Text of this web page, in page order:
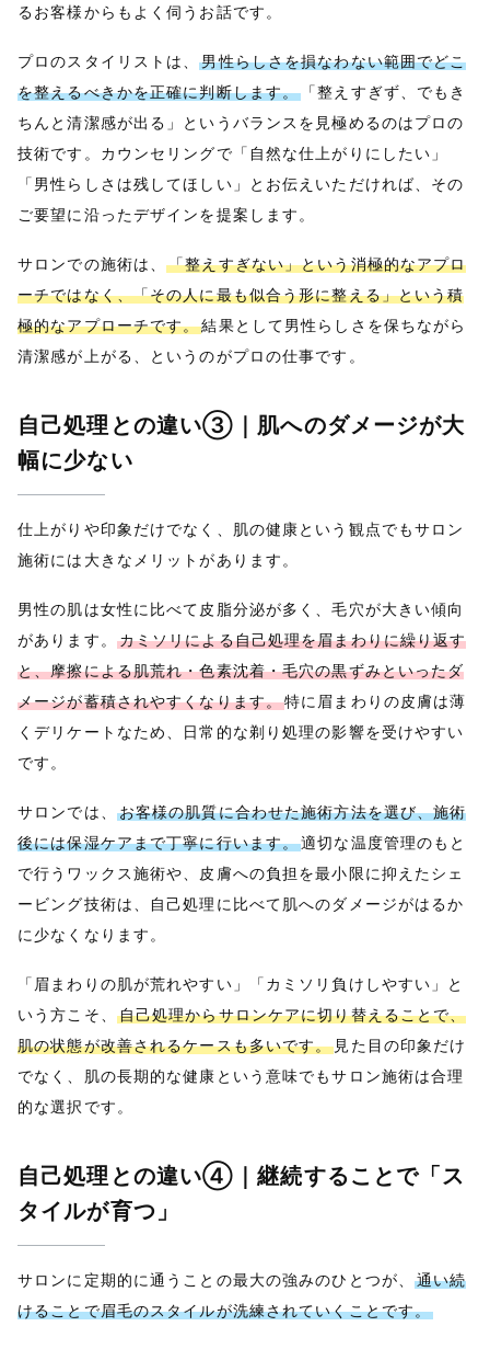
るお客様からもよく伺うお話です。
プロのスタイリストは、男性らしさを損なわない範囲でどこ
を整えるべきかを正確に判断します。 「整えすぎず、でもき
ちんと清潔感が出る」というバランスを見極めるのはプロの
技術です。カウンセリングで「自然な仕上がりにしたい」
「男性らしさは残してほしい」とお伝えいただければ、その
ご要望に沿ったデザインを提案します。
サロンでの施術は、「整えすぎない」という消極的なアプロ
ーチではなく、「その人に最も似合う形に整える」という積
極的なアプローチです。結果として男性らしさを保ちながら
清潔感が上がる、というのがプロの仕事です。
自己処理との違い③｜肌へのダメージが大
幅に少ない
仕上がりや印象だけでなく、肌の健康という観点でもサロン
施術には大きなメリットがあります。
男性の肌は女性に比べて皮脂分泌が多く、毛穴が大きい傾向
があります。
カミソリによる自己処理を眉まわりに繰り返す
と、摩擦による肌荒れ・色素沈着・毛穴の黒ずみといったダ
メージが蓄積されやすくなります。特に眉まわりの皮膚は薄
くデリケートなため、日常的な剃り処理の影響を受けやすい
です。
サロンでは、
お客様の肌質に合わせた施術方法を選び、施術
後には保湿ケアまで丁寧に行います。適切な温度管理のもと
で行うワックス施術や、皮膚への負担を最小限に抑えたシェ
ービング技術は、自己処理に比べて肌へのダメージがはるか
に少なくなります。
「眉まわりの肌が荒れやすい」「カミソリ負けしやすい」と
いう方こそ、
自己処理からサロンケアに切り替えることで、
肌の状態が改善されるケースも多いです。 見た目の印象だけ
でなく、肌の長期的な健康という意味でもサロン施術は合理
的な選択です。
自己処理との違い④｜継続することで「ス
タイルが育つ」
サロンに定期的に通うことの最大の強みのひとつが、
通い続
けることで眉毛のスタイルが洗練されていくことです。